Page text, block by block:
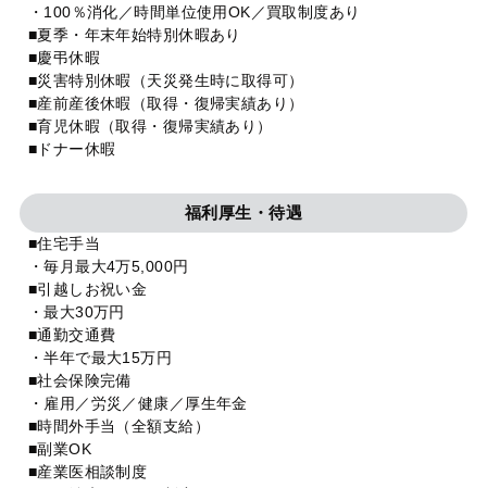
・100％消化／時間単位使用OK／買取制度あり
■夏季・年末年始特別休暇あり
■慶弔休暇
■災害特別休暇（天災発生時に取得可）
■産前産後休暇（取得・復帰実績あり）
■育児休暇（取得・復帰実績あり）
■ドナー休暇
福利厚生・待遇
■住宅手当
・毎月最大4万5,000円
■引越しお祝い金
・最大30万円
■通勤交通費
・半年で最大15万円
■社会保険完備
・雇用／労災／健康／厚生年金
■時間外手当（全額支給）
■副業OK
■産業医相談制度